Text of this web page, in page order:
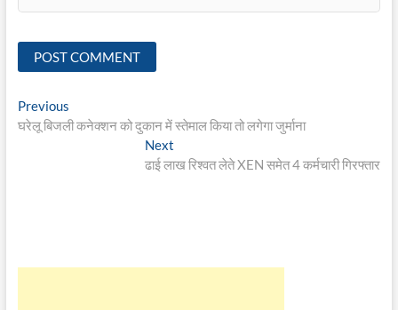
Post
navigation
PreviousPrevious
post:
घरेलू बिजली कनेक्शन को दुकान में स्तेमाल किया तो लगेगा जुर्माना
Next
post:
ढाई लाख रिश्वत लेते XEN समेत 4 कर्मचारी गिरफ्तार